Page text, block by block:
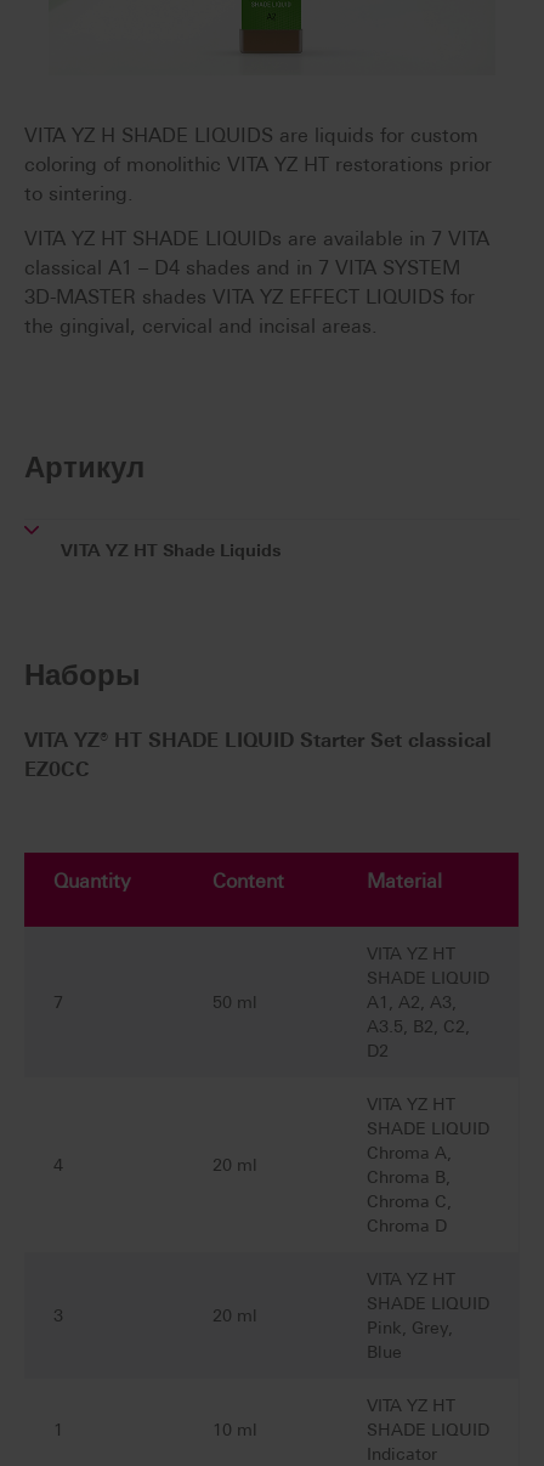
VITA YZ H SHADE LIQUIDS are liquids for custom
coloring of monolithic VITA YZ HT restorations prior
to sintering.
VITA YZ HT SHADE LIQUIDs are available in 7 VITA
classical A1 – D4 shades and in 7 VITA SYSTEM
3D-MASTER shades VITA YZ EFFECT LIQUIDS for
the gingival, cervical and incisal areas.
Артикул
VITA YZ HT Shade Liquids
Наборы
VITA YZ® HT SHADE LIQUID Starter Set classical
EZ0CC
Quantity Content Material
7 50 ml
VITA YZ HT
SHADE LIQUID
A1, A2, A3,
A3.5, B2, C2,
D2
4 20 ml
VITA YZ HT
SHADE LIQUID
Chroma A,
Chroma B,
Chroma C,
Chroma D
3 20 ml
VITA YZ HT
SHADE LIQUID
Pink, Grey,
Blue
1 10 ml
VITA YZ HT
SHADE LIQUID
Indicator